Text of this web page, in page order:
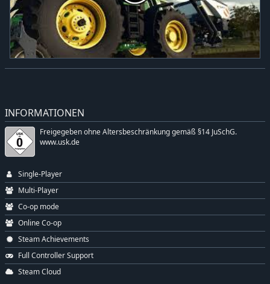
INFORMATIONEN
Freigegeben ohne Altersbeschränkung gemäß §14 JuSchG.
www.usk.de
Single-Player
Multi-Player
Co-op mode
Online Co-op
Steam Achievements
Full Controller Support
Steam Cloud